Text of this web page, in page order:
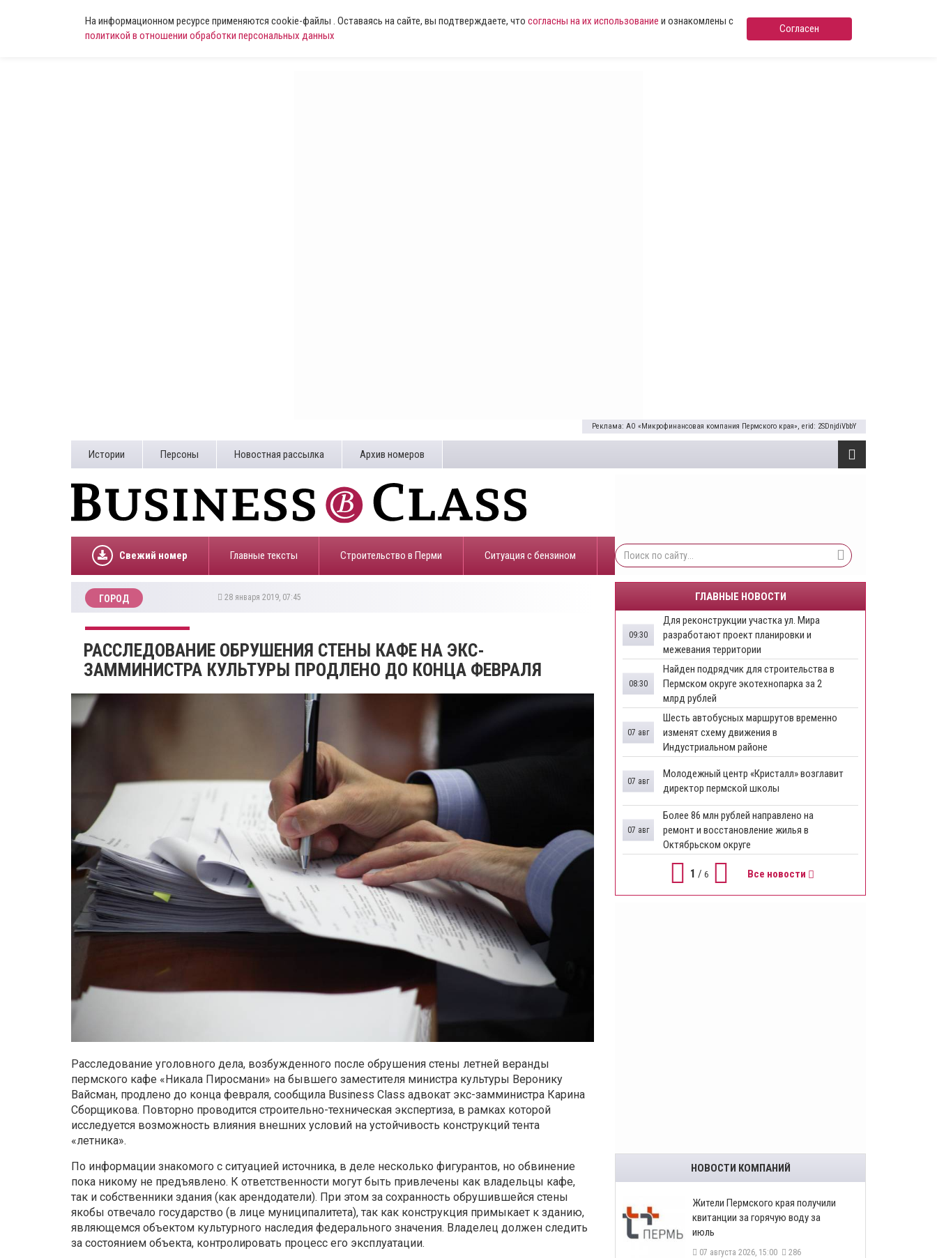
На информационном ресурсе применяются cookie-файлы . Оставаясь на сайте, вы подтверждаете, что согласны на их использование и ознакомлены с
политикой в отношении обработки персональных данных
Согласен
Реклама: АО «Микрофинансовая компания Пермского края», erid: 2SDnjdiVbbY
Истории Персоны Новостная рассылка Архив номеров
Свежий номер Главные тексты Строительство в Перми ​Ситуация с бензином
ГОРОД 28 января 2019, 07:45
РАССЛЕДОВАНИЕ ОБРУШЕНИЯ СТЕНЫ КАФЕ НА ЭКС-
ЗАММИНИСТРА КУЛЬТУРЫ ПРОДЛЕНО ДО КОНЦА ФЕВРАЛЯ
Расследование уголовного дела, возбужденного после обрушения стены летней веранды
пермского кафе «Никала Пиросмани» на бывшего заместителя министра культуры Веронику
Вайсман, продлено до конца февраля, сообщила Business Class адвокат экс-замминистра Карина
Сборщикова. Повторно проводится строительно-техническая экспертиза, в рамках которой
исследуется возможность влияния внешних условий на устойчивость конструкций тента
«летника».
По информации знакомого с ситуацией источника, в деле несколько фигурантов, но обвинение
пока никому не предъявлено. К ответственности могут быть привлечены как владельцы кафе,
так и собственники здания (как арендодатели). При этом за сохранность обрушившейся стены
якобы отвечало государство (в лице муниципалитета), так как конструкция примыкает к зданию,
являющемся объектом культурного наследия федерального значения. Владелец должен следить
за состоянием объекта, контролировать процесс его эксплуатации.
ГЛАВНЫЕ НОВОСТИ
Для реконструкции участка ул. Мира
разработают проект планировки и
межевания территории
09:30
Найден подрядчик для строительства в
Пермском округе экотехнопарка за 2
млрд рублей
08:30
Шесть автобусных маршрутов временно
изменят схему движения в
Индустриальном районе
07 авг
Молодежный центр «Кристалл» возглавит
директор пермской школы
07 авг
Более 86 млн рублей направлено на
ремонт и восстановление жилья в
Октябрьском округе
07 авг
1 / 6 Все новости
НОВОСТИ КОМПАНИЙ
​Жители Пермского края получили
квитанции за горячую воду за
июль
07 августа 2026, 15:00 286